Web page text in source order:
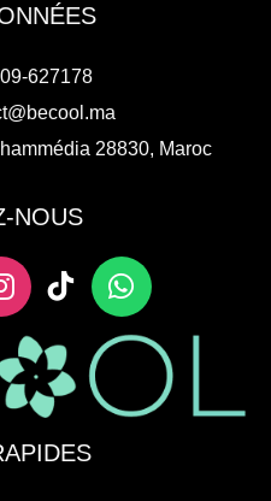
627178
28830, Maroc
NOUS